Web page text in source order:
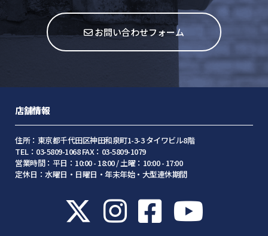
お問い合わせフォーム
店舗情報
住所：東京都千代田区神田和泉町1-3-3 タイワビル8階
TEL：03-5809-1068 FAX：03-5809-1079
営業時間：平日：10:00 - 18:00 / 土曜：10:00 - 17:00
定休日：水曜日・日曜日・年末年始・大型連休期間